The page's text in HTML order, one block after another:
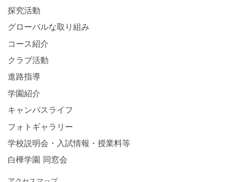
探究活動
グローバルな取り組み
コース紹介
クラブ活動
進路指導
学園紹介
キャンパスライフ
フォトギャラリー
学校説明会・入試情報・授業料等
白樺学園 同窓会